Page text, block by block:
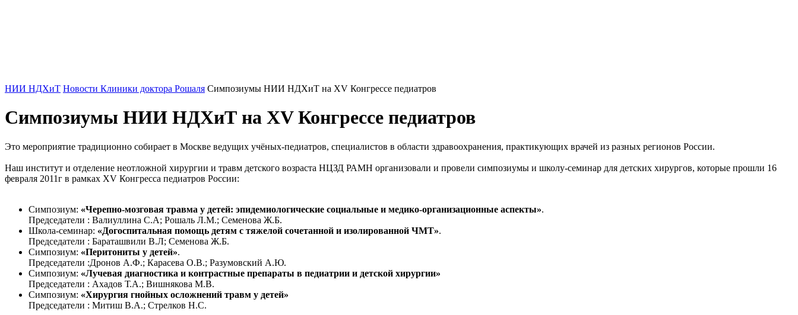
НИИ НДХиТ Новости Клиники доктора Рошаля Симпозиумы НИИ НДХиТ на XV Конгрессе педиатров
Симпозиумы НИИ НДХиТ на XV Конгрессе педиатров
Это мероприятие традиционно собирает в Москве ведущих учёных-педиатров, специалистов в области здравоохранения, практикующих врачей из разных регионов России.
Наш институт и отделение неотложной хирургии и травм детского возраста НЦЗД РАМН организовали и провели симпозиумы и школу-семинар для детских хирургов, которые прошли 16
февраля 2011г в рамках XV Конгресса педиатров России:
Симпозиум: «Черепно-мозговая травма у детей: эпидемиологические социальные и медико-организационные аспекты».
Председатели : Валиуллина С.А; Рошаль Л.М.; Семенова Ж.Б.
Школа-семинар: «Догоспитальная помощь детям с тяжелой сочетанной и изолированной ЧМТ».
Председатели : Бараташвили В.Л; Семенова Ж.Б.
Симпозиум: «Перитониты у детей».
Председатели :Дронов А.Ф.; Карасева О.В.; Разумовский А.Ю.
Симпозиум: «Лучевая диагностика и контрастные препараты в педиатрии и детской хирургии»
Председатели : Ахадов Т.А.; Вишнякова М.В.
Симпозиум: «Хирургия гнойных осложнений травм у детей»
Председатели : Митиш В.А.; Стрелков Н.С.